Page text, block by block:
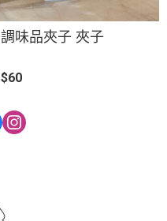
調味品夾子 夾子
$60